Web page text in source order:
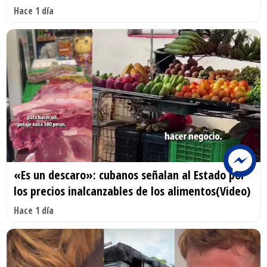
Hace 1 día
«Es un descaro»: cubanos señalan al Estado por
los precios inalcanzables de los alimentos(Video)
Hace 1 día